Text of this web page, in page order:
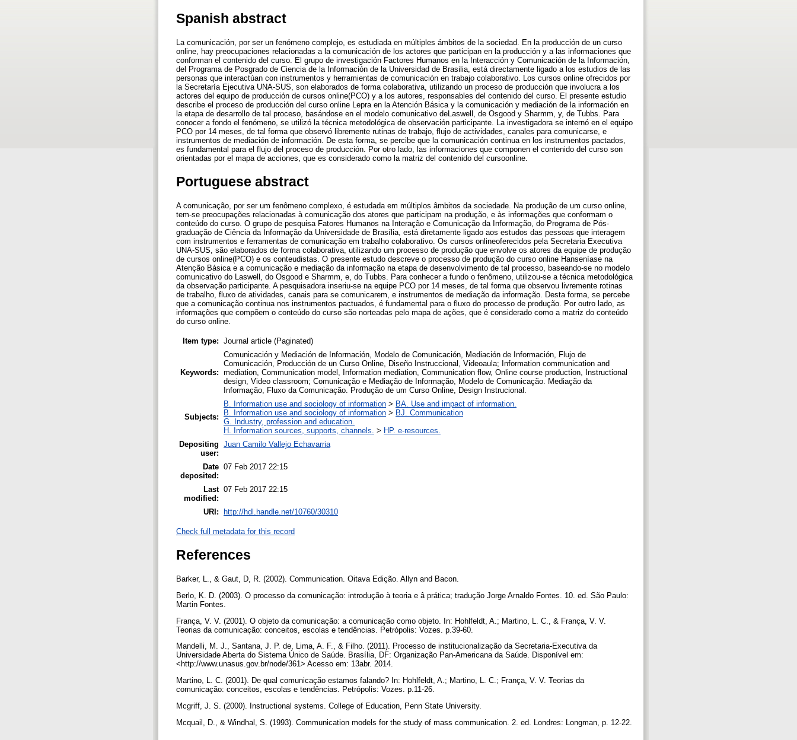
Spanish abstract
La comunicación, por ser un fenómeno complejo, es estudiada en múltiples ámbitos de la sociedad. En la producción de un curso
online, hay preocupaciones relacionadas a la comunicación de los actores que participan en la producción y a las informaciones que
conforman el contenido del curso. El grupo de investigación Factores Humanos en la Interacción y Comunicación de la Información,
del Programa de Posgrado de Ciencia de la Información de la Universidad de Brasilia, está directamente ligado a los estudios de las
personas que interactúan con instrumentos y herramientas de comunicación en trabajo colaborativo. Los cursos online ofrecidos por
la Secretaría Ejecutiva UNA-SUS, son elaborados de forma colaborativa, utilizando un proceso de producción que involucra a los
actores del equipo de producción de cursos online(PCO) y a los autores, responsables del contenido del curso. El presente estudio
describe el proceso de producción del curso online Lepra en la Atención Básica y la comunicación y mediación de la información en
la etapa de desarrollo de tal proceso, basándose en el modelo comunicativo deLaswell, de Osgood y Sharmm, y, de Tubbs. Para
conocer a fondo el fenómeno, se utilizó la técnica metodológica de observación participante. La investigadora se internó en el equipo
PCO por 14 meses, de tal forma que observó libremente rutinas de trabajo, flujo de actividades, canales para comunicarse, e
instrumentos de mediación de información. De esta forma, se percibe que la comunicación continua en los instrumentos pactados,
es fundamental para el flujo del proceso de producción. Por otro lado, las informaciones que componen el contenido del curso son
orientadas por el mapa de acciones, que es considerado como la matriz del contenido del cursoonline.
Portuguese abstract
A comunicação, por ser um fenômeno complexo, é estudada em múltiplos âmbitos da sociedade. Na produção de um curso online,
tem-se preocupações relacionadas à comunicação dos atores que participam na produção, e às informações que conformam o
conteúdo do curso. O grupo de pesquisa Fatores Humanos na Interação e Comunicação da Informação, do Programa de Pós-
graduação de Ciência da Informação da Universidade de Brasília, está diretamente ligado aos estudos das pessoas que interagem
com instrumentos e ferramentas de comunicação em trabalho colaborativo. Os cursos onlineoferecidos pela Secretaria Executiva
UNA-SUS, são elaborados de forma colaborativa, utilizando um processo de produção que envolve os atores da equipe de produção
de cursos online(PCO) e os conteudistas. O presente estudo descreve o processo de produção do curso online Hanseníase na
Atenção Básica e a comunicação e mediação da informação na etapa de desenvolvimento de tal processo, baseando-se no modelo
comunicativo do Laswell, do Osgood e Sharmm, e, do Tubbs. Para conhecer a fundo o fenômeno, utilizou-se a técnica metodológica
da observação participante. A pesquisadora inseriu-se na equipe PCO por 14 meses, de tal forma que observou livremente rotinas
de trabalho, fluxo de atividades, canais para se comunicarem, e instrumentos de mediação da informação. Desta forma, se percebe
que a comunicação continua nos instrumentos pactuados, é fundamental para o fluxo do processo de produção. Por outro lado, as
informações que compõem o conteúdo do curso são norteadas pelo mapa de ações, que é considerado como a matriz do conteúdo
do curso online.
Item type: Journal article (Paginated)
Keywords:
Comunicación y Mediación de Información, Modelo de Comunicación, Mediación de Información, Flujo de
Comunicación, Producción de un Curso Online, Diseño Instruccional, Videoaula; Information communication and
mediation, Communication model, Information mediation, Communication flow, Online course production, Instructional
design, Video classroom; Comunicação e Mediação de Informação, Modelo de Comunicação. Mediação da
Informação, Fluxo da Comunicação. Produção de um Curso Online, Design Instrucional.
Subjects:
B. Information use and sociology of information > BA. Use and impact of information.
B. Information use and sociology of information > BJ. Communication
G. Industry, profession and education.
H. Information sources, supports, channels. > HP. e-resources.
Depositing
user:
Juan Camilo Vallejo Echavarria
Date
deposited:
07 Feb 2017 22:15
Last
modified:
07 Feb 2017 22:15
URI: http://hdl.handle.net/10760/30310
Check full metadata for this record
References
Barker, L., & Gaut, D, R. (2002). Communication. Oitava Edição. Allyn and Bacon.
Berlo, K. D. (2003). O processo da comunicação: introdução à teoria e â prática; tradução Jorge Arnaldo Fontes. 10. ed. São Paulo:
Martin Fontes.
França, V. V. (2001). O objeto da comunicação: a comunicação como objeto. In: Hohlfeldt, A.; Martino, L. C., & França, V. V.
Teorias da comunicação: conceitos, escolas e tendências. Petrópolis: Vozes. p.39-60.
Mandelli, M. J., Santana, J. P. de, Lima, A. F., & Filho. (2011). Processo de institucionalização da Secretaria-Executiva da
Universidade Aberta do Sistema Único de Saúde. Brasília, DF: Organização Pan-Americana da Saúde. Disponível em:
<http://www.unasus.gov.br/node/361> Acesso em: 13abr. 2014.
Martino, L. C. (2001). De qual comunicação estamos falando? In: Hohlfeldt, A.; Martino, L. C.; França, V. V. Teorias da
comunicação: conceitos, escolas e tendências. Petrópolis: Vozes. p.11-26.
Mcgriff, J. S. (2000). Instructional systems. College of Education, Penn State University.
Mcquail, D., & Windhal, S. (1993). Communication models for the study of mass communication. 2. ed. Londres: Longman, p. 12-22.